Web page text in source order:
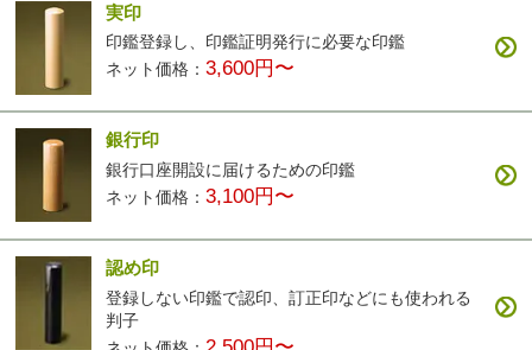
黒檀
カラフル印鑑
4,200円〜 2,500円〜
彩華(ブラウン)
実印
印鑑登録し、印鑑証明発行に必要な印鑑
ネット価格：3,600円〜
銀行印
銀行口座開設に届けるための印鑑
ネット価格：3,100円〜
認め印
登録しない印鑑で認印、訂正印などにも使われる
判子